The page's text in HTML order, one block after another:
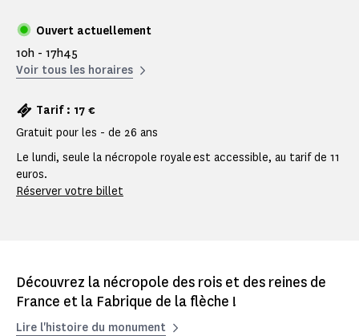
Ouvert actuellement
10h - 17h45
Voir tous les horaires
Tarif : 17 €
Gratuit pour les - de 26 ans
Le lundi, seule la nécropole royale est accessible, au tarif de 11
euros.
Réserver votre billet
Découvrez la nécropole des rois et des reines de
France et la Fabrique de la flèche !
Lire l'histoire du monument